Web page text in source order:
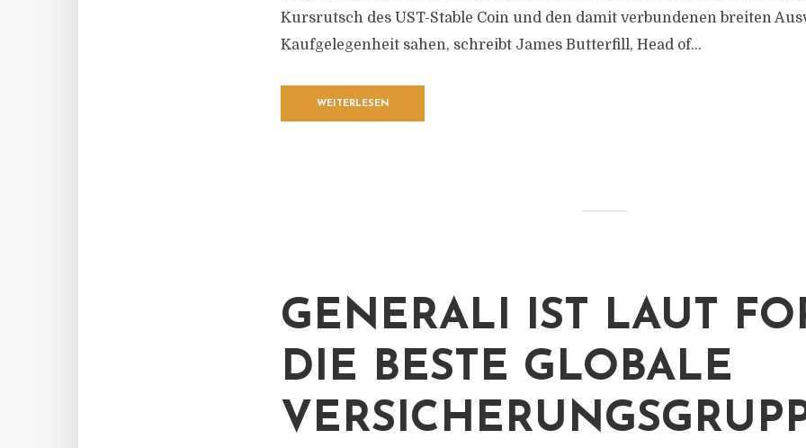
Kursrutsch des UST-Stable Coin und den damit verbundenen breiten
Kaufgelegenheit sahen, schreibt James Butterfill, Head of...
WEITERLESEN
GENERALI IST LAUT
DIE BESTE GLOBALE